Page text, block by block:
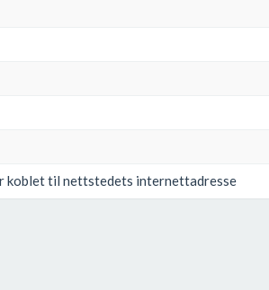
koblet til nettstedets internettadresse